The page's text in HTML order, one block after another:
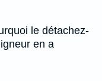
le détachez-
en a